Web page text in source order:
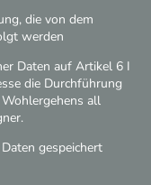
die von dem
werden
Daten auf Artikel 6 I
die Durchführung
all
gespeichert